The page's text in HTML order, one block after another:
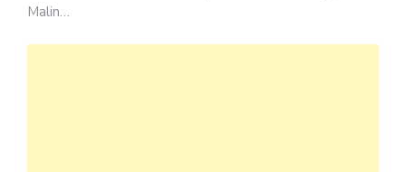
Malin…